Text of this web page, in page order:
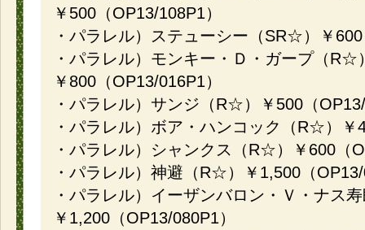
￥500（OP13/108P1）
・パラレル）ステューシー（SR☆）￥
・パラレル）モンキー・Ｄ・ガープ（R☆
￥800（OP13/016P1）
・パラレル）サンジ（R☆）￥500（
・パラレル）ボア・ハンコック（R☆）￥
・パラレル）シャンクス（R☆）￥600（
・パラレル）神避（R☆）￥1,500（
・パラレル）イーザンバロン・Ｖ・ナス
￥1,200（OP13/080P1）